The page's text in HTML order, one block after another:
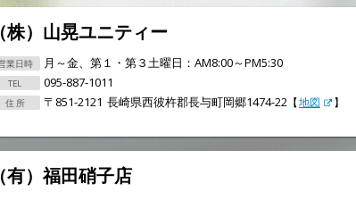
（株）山晃ユニティー
月～金、第１・第３土曜日：AM8:00～PM5:30
095-887-1011
〒851-2121 長崎県西彼杵郡長与町岡郷1474-22 【地図 】
（有）福田硝子店